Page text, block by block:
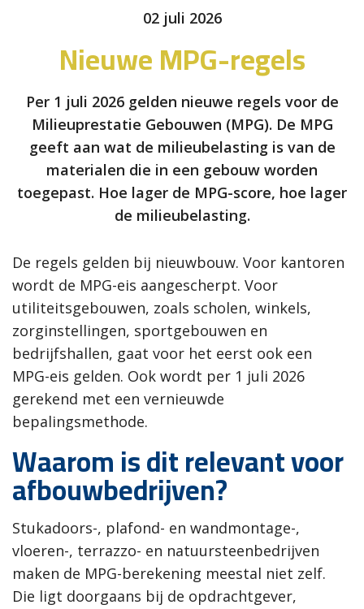
02 juli 2026
Nieuwe MPG-regels
Per 1 juli 2026 gelden nieuwe regels voor de
Milieuprestatie Gebouwen (MPG). De MPG
geeft aan wat de milieubelasting is van de
materialen die in een gebouw worden
toegepast. Hoe lager de MPG-score, hoe lager
de milieubelasting.
De regels gelden bij nieuwbouw. Voor kantoren
wordt de MPG-eis aangescherpt. Voor
utiliteitsgebouwen, zoals scholen, winkels,
zorginstellingen, sportgebouwen en
bedrijfshallen, gaat voor het eerst ook een
MPG-eis gelden. Ook wordt per 1 juli 2026
gerekend met een vernieuwde
bepalingsmethode.
Waarom is dit relevant voor
afbouwbedrijven?
Stukadoors-, plafond- en wandmontage-,
vloeren-, terrazzo- en natuursteenbedrijven
maken de MPG-berekening meestal niet zelf.
Die ligt doorgaans bij de opdrachtgever,